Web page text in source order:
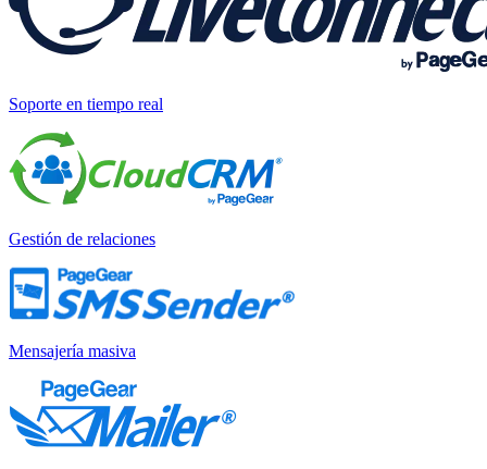
Soporte en tiempo real
Gestión de relaciones
Mensajería masiva